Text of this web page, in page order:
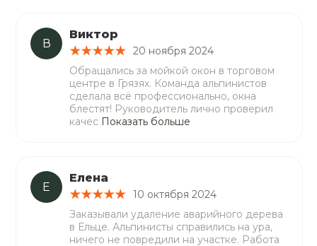
В
Виктор
20 ноября 2024
Обращались за мойкой окон в торговом
центре в Грязях. Команда альпинистов
сделала всё профессионально, окна
блестят! Руководитель лично проверил
качес Показать больше
Е
Елена
10 октября 2024
Заказывали удаление аварийного дерева
в Ельце. Альпинисты справились на ура,
ничего не повредили на участке. Работа